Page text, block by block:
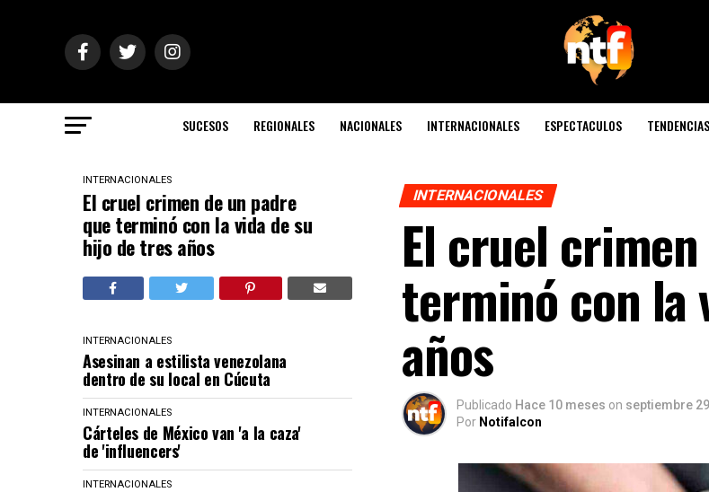
SUCESOS REGIONALES NACIONALES INTERNACIONALES ESPECTACULOS TENDENCIAS
INTERNACIONALES
El cruel crimen de un padre
que terminó con la vida de su
hijo de tres años
INTERNACIONALES
Asesinan a estilista venezolana
dentro de su local en Cúcuta
INTERNACIONALES
Cárteles de México van 'a la caza'
de 'influencers'
INTERNACIONALES
INTERNACIONALES
El cruel
terminó con la
años
Publicado Hace 10 meses on septiembre
Por Notifalcon